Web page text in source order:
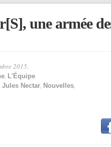
une armée
2015.
, L'Équipe
Jules Nectar, Nouvelles,